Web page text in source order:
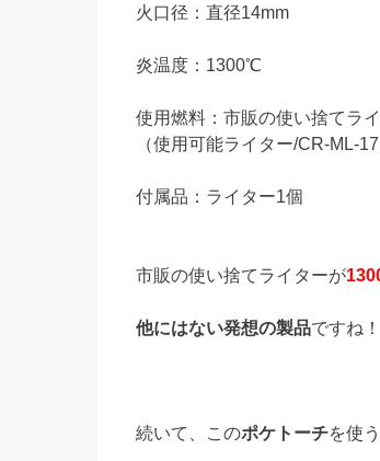
火口径：直径14mm
炎温度：1300℃
使用燃料：市販の使い捨てラ
（使用可能ライター/CR-ML-
付属品：ライター1個
市販の使い捨てライターが
他にはない発想の製品ですね！
続いて、このポケトーチを使